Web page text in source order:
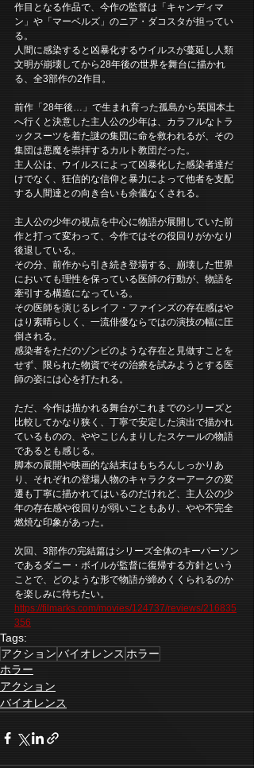
作目となる作品で、今作の監督は「キャンディマ
ン」や「マーベルズ」のニア・ダコスタが担ってい
る。
人間に感染すると凶暴化するウイルスが蔓延し人類
文明が崩壊してから28年後の世界を舞台に描かれ
る、全3部作の2作目。
前作「28年後…」で生まれ育った孤島から英国本土
へ行くと決意した主人公の少年は、カラフルなトラ
ックスーツを着た謎の集団に命を救われるが、その
集団は悪魔を崇拝するカルト教団だった。
主人公は、ウイルスによって凶暴化した感染者達だ
けでなく、狂信的な信仰と暴力によって他者を支配
する人間達との向き合いも余儀なくされる。
主人公の少年の視点を中心に物語が展開していた前
作と打って変わって、今作ではその役回りがかなり
後退している。
その分、前作から引き続き登場する、崩壊した世界
においても理性を保っている医師の行動が、物語を
牽引する構造になっている。
その医師を演じるレイフ・ファインズの存在感はや
はり素晴らしく、一流俳優ならではの演技の幅に圧
倒される。
感染者をただのゾンビのような存在と見做すことを
せず、限られた物資でその治療を試みようとする医
師の姿には心を打たれる。
ただ、今作は描かれる舞台がこれまでのシリーズと
比較してかなり狭く、丁寧で安定した演出で描かれ
ているものの、ややこじんまりしたスケールの物語
であるとも感じる。
脚本の展開や映画的な結末はもちろんしっかりあ
り、それぞれの登場人物のキャラクターアークの変
遷も丁寧に描かれてはいるのだけれど、主人公の少
年の存在感や役回りが弱いこともあり、やや不完全
燃焼な印象があった。
次回、3部作の完結篇はシリーズ全体のキーパーソン
であるダニー・ボイルが監督に復帰する方針という
ことで、どのような形で物語が締めくくられるのか
を楽しみに待ちたい。
https://filmarks.com/movies/124737/reviews/216835
356
Tags:
アクションバイオレンス ホラー
ホラー
アクション
バイオレンス